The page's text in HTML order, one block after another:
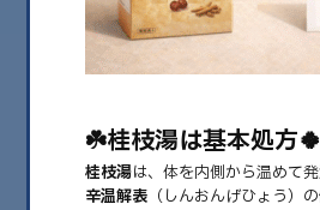
2026.02.10
神処方！桂枝湯（けいしとう
みなさま、漢方処方の「桂枝湯（けいしとう
葛根湯などをはじめとする様々な漢……
☘️桂枝湯は基本処方🍀
桂枝湯は、体を内側から温めて
辛温解表 （しんおんげひょう）